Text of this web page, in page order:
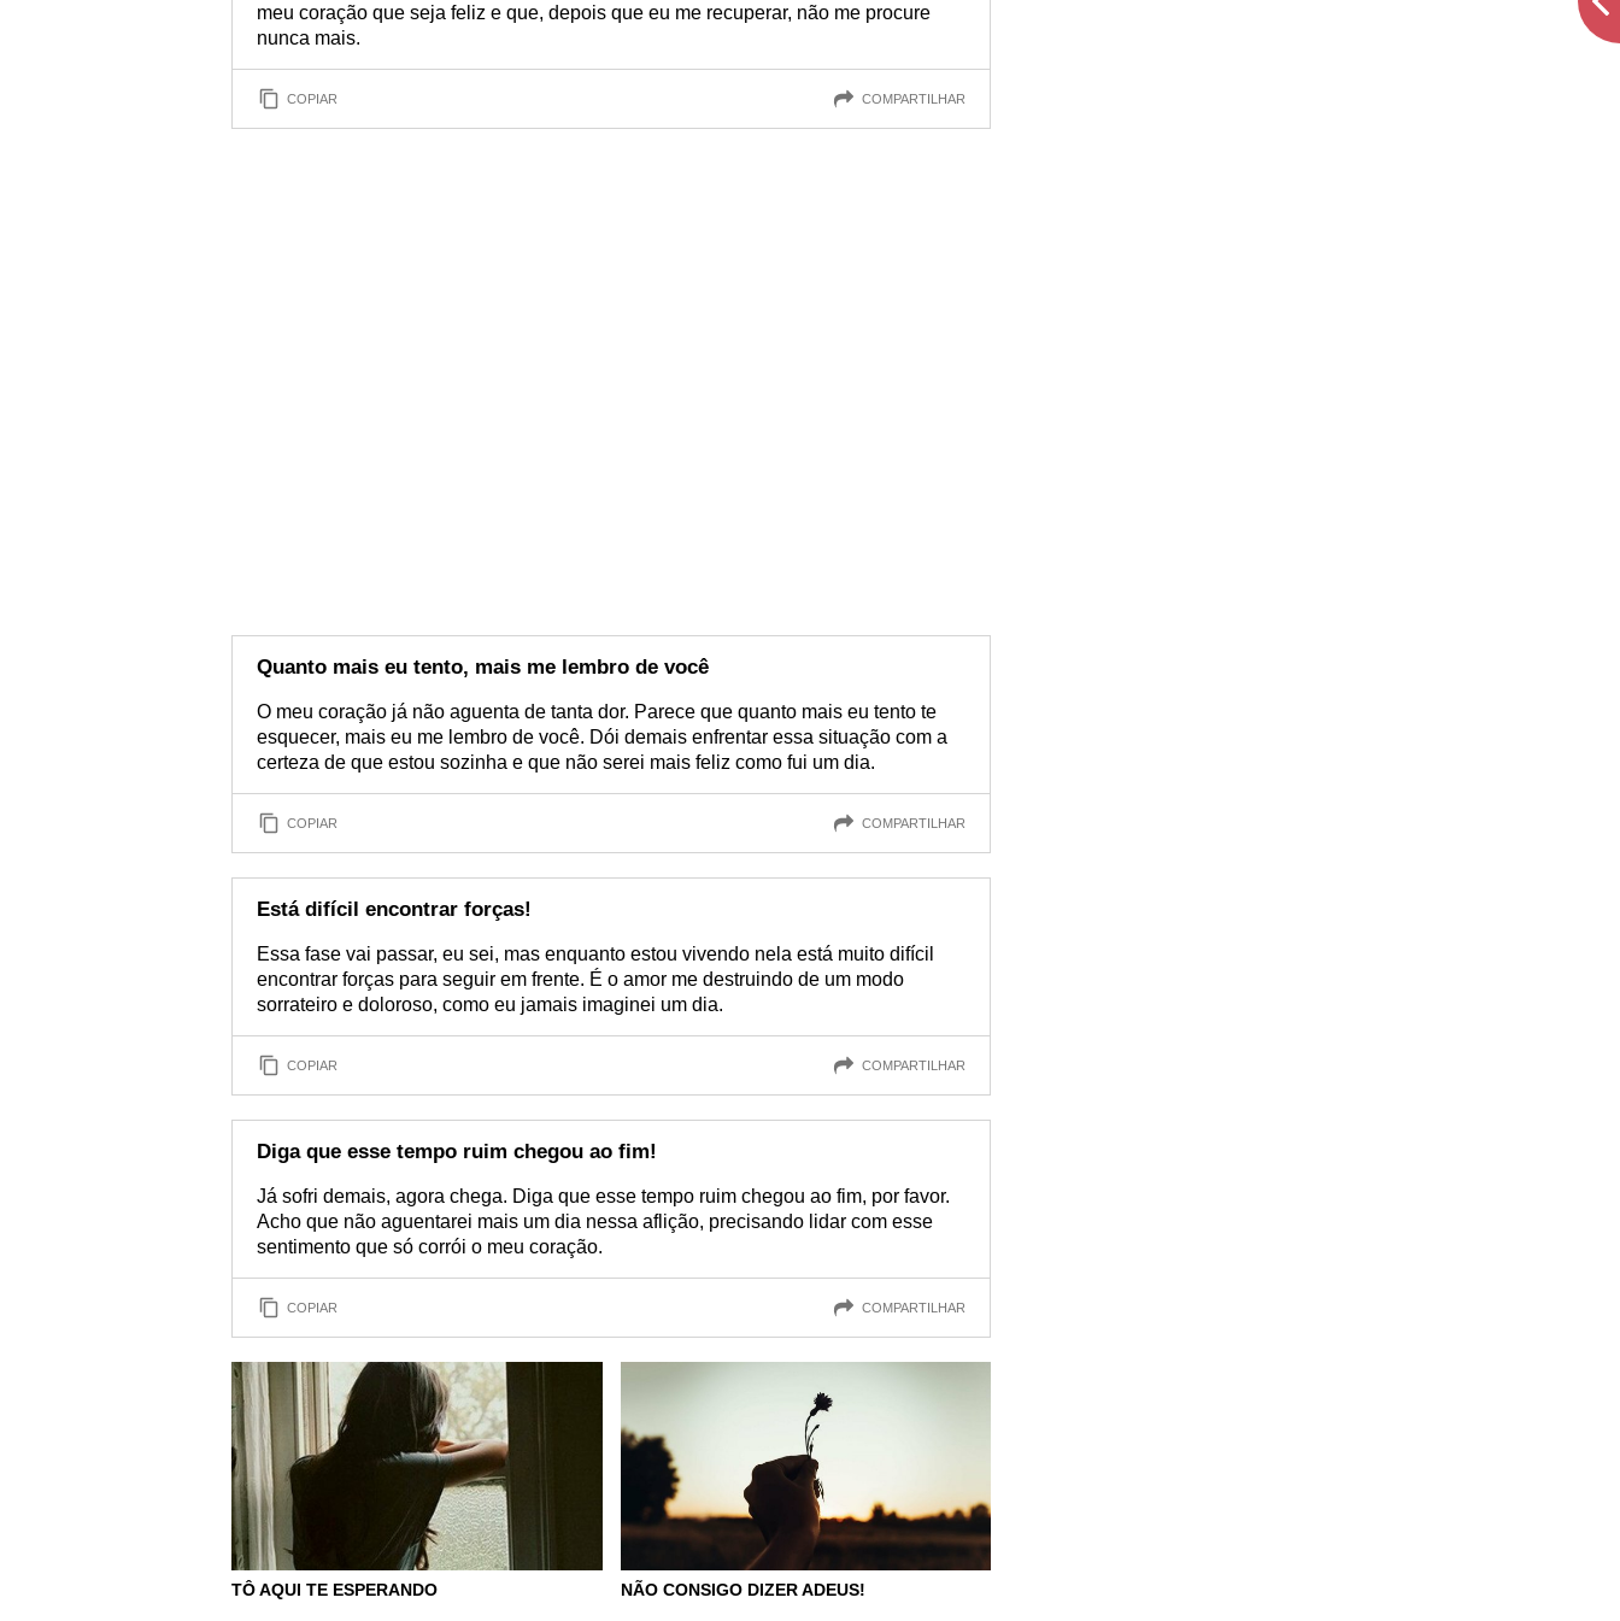
meu coração que seja feliz e que, depois que eu me recuperar, não me procure
nunca mais.
COPIAR COMPARTILHAR
Quanto mais eu tento, mais me lembro de você
O meu coração já não aguenta de tanta dor. Parece que quanto mais eu tento te
esquecer, mais eu me lembro de você. Dói demais enfrentar essa situação com a
certeza de que estou sozinha e que não serei mais feliz como fui um dia.
COPIAR COMPARTILHAR
Está difícil encontrar forças!
Essa fase vai passar, eu sei, mas enquanto estou vivendo nela está muito difícil
encontrar forças para seguir em frente. É o amor me destruindo de um modo
sorrateiro e doloroso, como eu jamais imaginei um dia.
COPIAR COMPARTILHAR
Diga que esse tempo ruim chegou ao fim!
Já sofri demais, agora chega. Diga que esse tempo ruim chegou ao fim, por favor.
Acho que não aguentarei mais um dia nessa aflição, precisando lidar com esse
sentimento que só corrói o meu coração.
COPIAR COMPARTILHAR
TÔ AQUI TE ESPERANDO NÃO CONSIGO DIZER ADEUS!